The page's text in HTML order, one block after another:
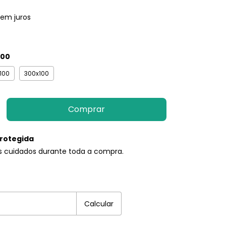
juros
300x100
cuidados durante toda a compra.
Calcular